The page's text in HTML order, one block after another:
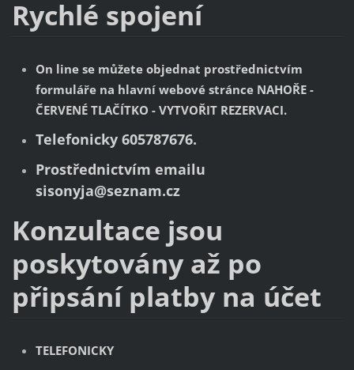
Rychlé spojení
On line se můžete objednat prostřednictvím
formuláře na hlavní webové stránce NAHOŘE -
ČERVENÉ TLAČÍTKO - VYTVOŘIT REZERVACI.
Telefonicky 605787676.
Prostřednictvím emailu
sisonyja@seznam.cz
Konzultace jsou
poskytovány až po
připsání platby na účet
TELEFONICKY